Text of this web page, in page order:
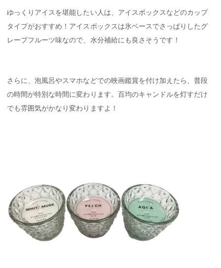
ゆっくりアイスを堪能したい人は、アイスボックスなどのカップ
タイプがおすすめ！アイスボックスは氷ベースでさっぱりしたグ
レープフルーツ味なので、水分補給にも良さそうです！
さらに、泡風呂やスマホなどでの映画鑑賞を付け加えたら、普段
の時間が特別な時間に変わります。百均のキャンドルを灯すだけ
でも雰囲気がかなり変わりますよ！